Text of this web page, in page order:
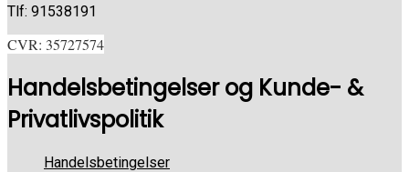
Tlf: 91538191
CVR: 35727574
Handelsbetingelser og Kunde- &
Privatlivspolitik
Handelsbetingelser